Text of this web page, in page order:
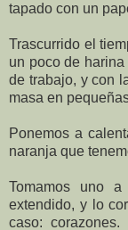
tapado con un
Trascurrido el
un poco de
de trabajo, y con
masa en
Ponemos a
naranja que
Tomamos uno
extendido, y lo
caso: